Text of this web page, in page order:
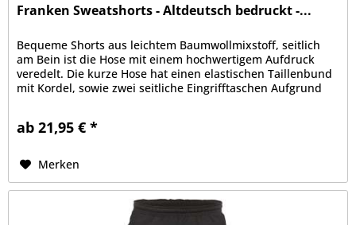
Franken Sweatshorts - Altdeutsch bedruckt -...
Bequeme Shorts aus leichtem Baumwollmixstoff, seitlich
am Bein ist die Hose mit einem hochwertigem Aufdruck
veredelt. Die kurze Hose hat einen elastischen Taillenbund
mit Kordel, sowie zwei seitliche Eingrifftaschen Aufgrund
ab 21,95 € *
Merken